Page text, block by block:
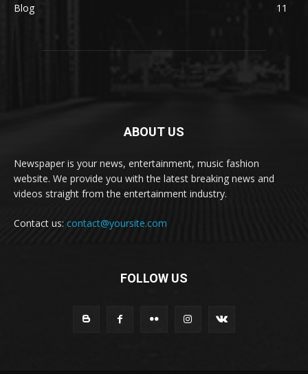
Blog
11
ABOUT US
Newspaper is your news, entertainment, music fashion
website. We provide you with the latest breaking news and
videos straight from the entertainment industry.
Contact us: contact@yoursite.com
FOLLOW US